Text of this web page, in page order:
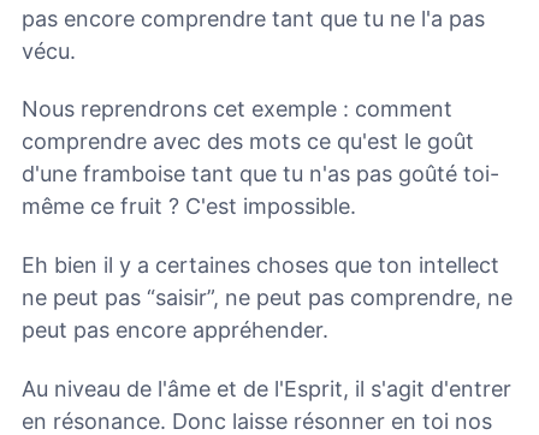
pas encore comprendre tant que tu ne l'a pas
vécu.
Nous reprendrons cet exemple : comment
comprendre avec des mots ce qu'est le goût
d'une framboise tant que tu n'as pas goûté toi-
même ce fruit ? C'est impossible.
Eh bien il y a certaines choses que ton intellect
ne peut pas “saisir”, ne peut pas comprendre, ne
peut pas encore appréhender.
Au niveau de l'âme et de l'Esprit, il s'agit d'entrer
en résonance. Donc laisse résonner en toi nos